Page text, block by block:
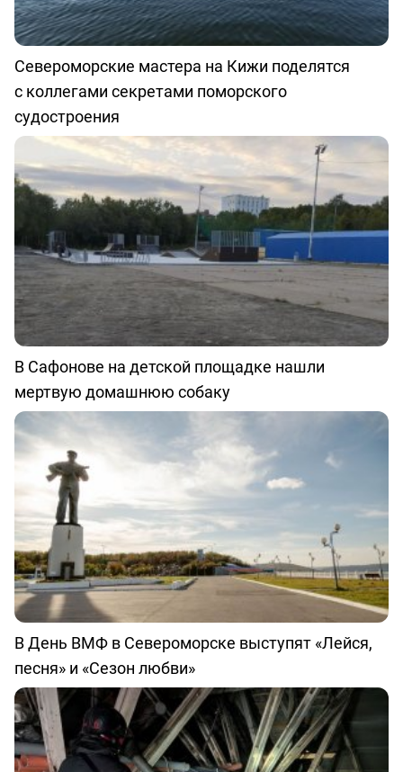
Североморские мастера на Кижи поделятся
с коллегами секретами поморского
судостроения
В Сафонове на детской площадке нашли
мертвую домашнюю собаку
В День ВМФ в Североморске выступят «Лейся,
песня» и «Сезон любви»